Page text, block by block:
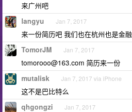
来广州吧
langyu Jan 7, 2017
来一份简历吧 我们也在杭州也是金融
TomorJM Jan 7, 2017
tomorooo@163.com 简历来一份
mutalisk Jan 7, 2017 via iPhone
这不是巴比特么
qhgongzi Jan 7, 2017